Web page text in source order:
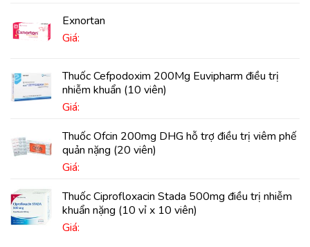
Exnortan
Giá:
Thuốc Cefpodoxim 200Mg Euvipharm điều trị
nhiễm khuẩn (10 viên)
Giá:
Thuốc Ofcin 200mg DHG hỗ trợ điều trị viêm phế
quản nặng (20 viên)
Giá:
Thuốc Ciprofloxacin Stada 500mg điều trị nhiễm
khuẩn nặng (10 vỉ x 10 viên)
Giá: